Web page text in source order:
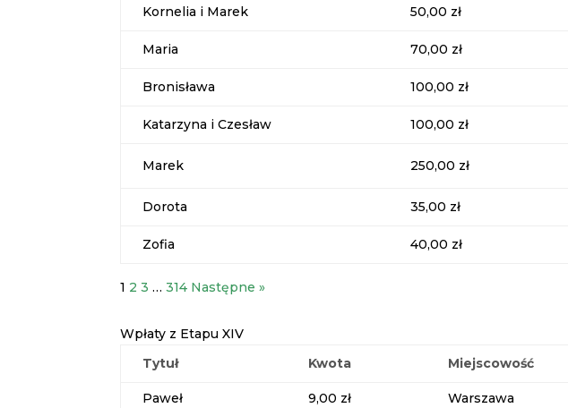
Kornelia i Marek 50,00 zł
Maria 70,00 zł
Bronisława 100,00 zł
Katarzyna i Czesław 100,00 zł
Marek 250,00 zł
Dorota 35,00 zł
Zofia 40,00 zł
1 2 3 … 314 Następne »
Wpłaty z Etapu XIV
Tytuł
Kwota Miejscowość
Paweł 9,00 zł Warszawa